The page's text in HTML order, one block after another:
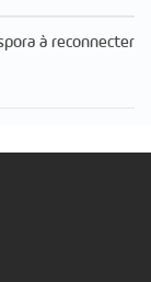
à reconnecter